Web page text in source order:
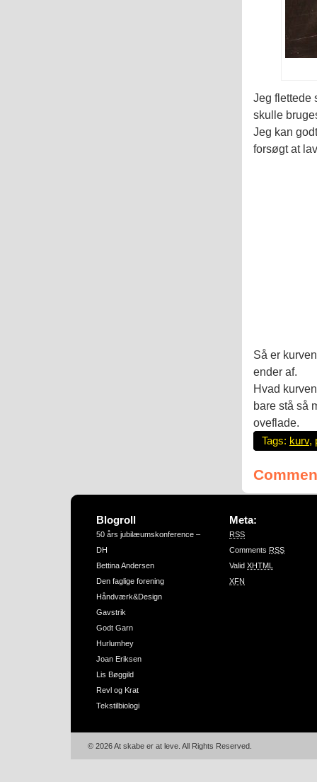
Jeg flettede
skulle
Jeg kan
forsøgt at
Så er
ender af.
Hvad
bare stå så
oveflade.
Tags: kurv,
Blogroll
50 års jubilæumskonference –
DH
Bettina Andersen
Den faglige forening
Håndværk&Design
Gavstrik
Godt Garn
Hurlumhey
Joan Eriksen
Lis Bøggild
Revl og Krat
Tekstilbiologi
Meta:
RSS
Comments RSS
Valid XHTML
XFN
© 2026 At skabe er at leve. All Rights Reserved.